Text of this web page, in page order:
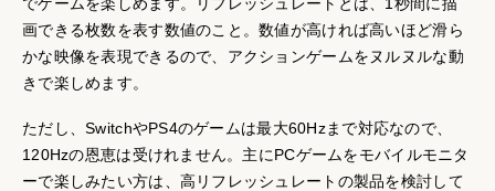
画できる枚数を表す数値のこと。数値が高ければ高いほど滑ら
かな映像を表現できるので、アクションゲームをヌルヌルな動
きで楽しめます。
ただし、SwitchやPS4のゲームは最大60Hzまで対応なので、
120Hzの恩恵は受けれません。主にPCゲームをモバイルモニタ
ーで楽しみたい方は、高リフレッシュレートの製品を検討して